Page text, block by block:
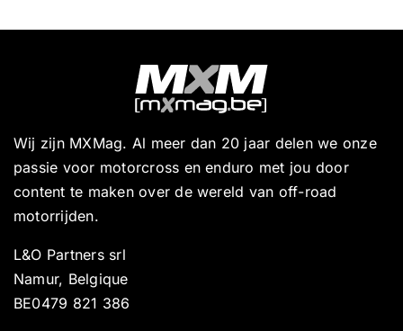
Wij zijn MXMag. Al meer dan 20 jaar delen we onze
passie voor motorcross en enduro met jou door
content te maken over de wereld van off-road
motorrijden.
L&O Partners srl
Namur, Belgique
BE0479 821 386